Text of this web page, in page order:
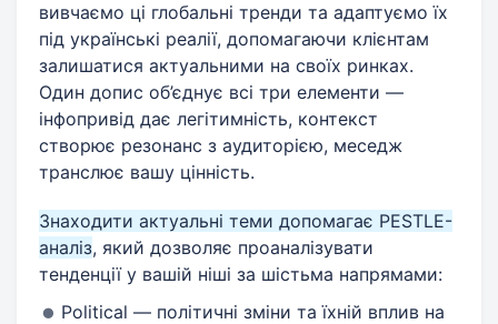
вивчаємо ці глобальні тренди та адаптуємо їх
під українські реалії, допомагаючи клієнтам
залишатися актуальними на своїх ринках.
Один допис об’єднує всі три елементи —
інфопривід дає легітимність, контекст
створює резонанс з аудиторією, меседж
транслює вашу цінність.
Знаходити актуальні теми допомагає PESTLE-
аналіз, який дозволяє проаналізувати
тенденції у вашій ніші за шістьма напрямами:
Political — політичні зміни та їхній вплив на